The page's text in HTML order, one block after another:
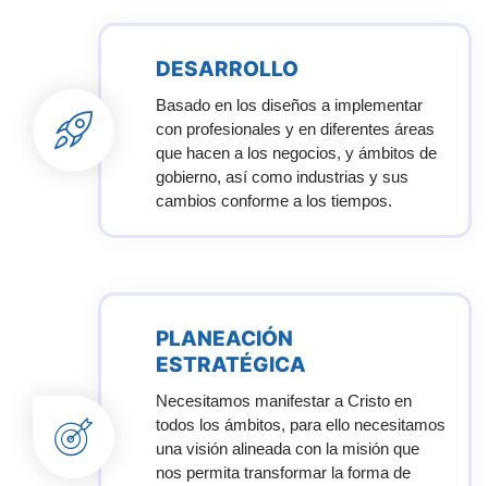
DESARROLLO
Basado en los diseños a implementar
con profesionales y en diferentes áreas
que hacen a los negocios, y ámbitos de
gobierno, así como industrias y sus
cambios conforme a los tiempos.
PLANEACIÓN
ESTRATÉGICA
Necesitamos manifestar a Cristo en
todos los ámbitos, para ello necesitamos
una visión alineada con la misión que
nos permita transformar la forma de